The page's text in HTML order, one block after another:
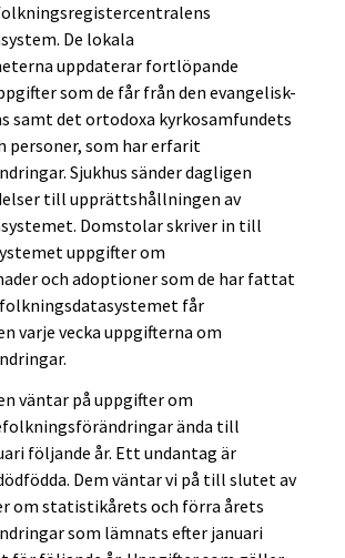
De lokala
uppdaterar fortlöpande
som de får från den evangelisk-
samt det ortodoxa kyrkosamfundets
personer, som har erfarit
Sjukhus sänder dagligen
till upprättshållningen av
Domstolar skriver in till
uppgifter om
och adoptioner som de har fattat
får
varje vecka uppgifterna om
väntar på uppgifter om
ända till
följande år. Ett undantag är
Dem väntar vi på till slutet av
om statistikårets och förra årets
som lämnats efter januari